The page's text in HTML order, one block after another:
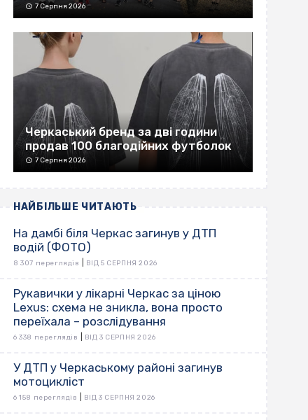
7 Серпня 2026
Черкаський бренд за дві години
продав 100 благодійних футболок
7 Серпня 2026
НАЙБІЛЬШЕ ЧИТАЮТЬ
На дамбі біля Черкас загинув у ДТП
водій (ФОТО)
8 307 переглядів ВІД 5 СЕРПНЯ 2026
Рукавички у лікарні Черкас за ціною
Lexus: схема не зникла, вона просто
переїхала – розслідування
6 338 переглядів ВІД 3 СЕРПНЯ 2026
У ДТП у Черкаському районі загинув
мотоцикліст
6 158 переглядів ВІД 3 СЕРПНЯ 2026